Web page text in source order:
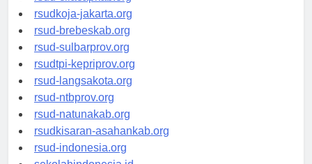
rsud-cilacapkab.org
rsudkoja-jakarta.org
rsud-brebeskab.org
rsud-sulbarprov.org
rsudtpi-kepriprov.org
rsud-langsakota.org
rsud-ntbprov.org
rsud-natunakab.org
rsudkisaran-asahankab.org
rsud-indonesia.org